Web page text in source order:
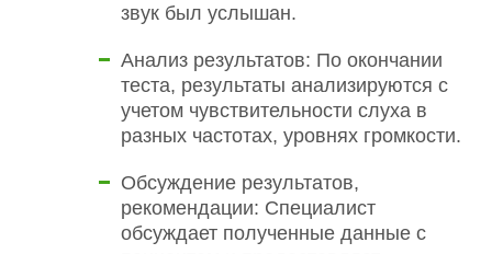
звук был услышан.
Анализ результатов: По окончании
теста, результаты анализируются с
учетом чувствительности слуха в
разных частотах, уровнях громкости.
Обсуждение результатов,
рекомендации: Специалист
обсуждает полученные данные с